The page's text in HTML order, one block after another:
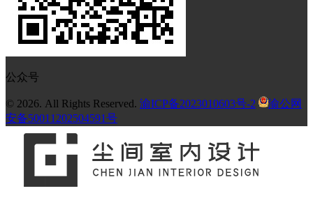
公众号
© 2026. All Rights Reserved. 渝ICP备2023010603号-2
渝公网
安备50011202504591号